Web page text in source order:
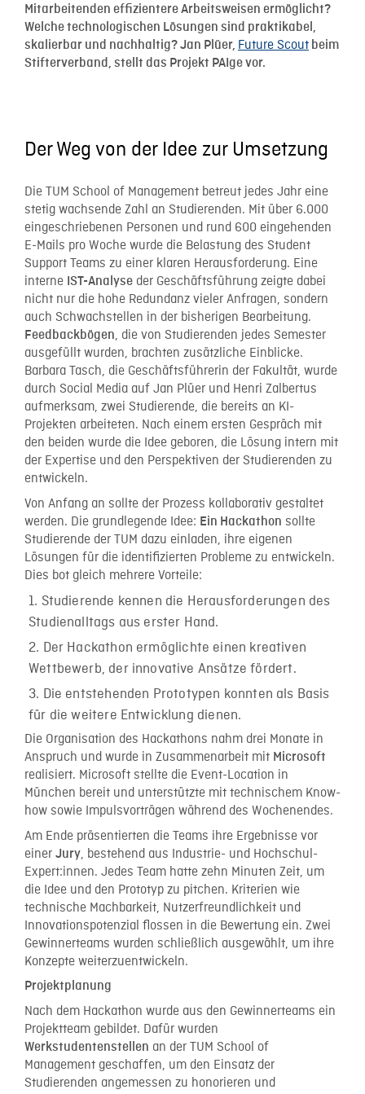
Mitarbeitenden effizientere Arbeitsweisen ermöglicht?
Welche technologischen Lösungen sind praktikabel,
skalierbar und nachhaltig? Jan Plüer, Future Scout beim
Stifterverband, stellt das Projekt PAIge vor.
Der Weg von der Idee zur Umsetzung
Die TUM School of Management betreut jedes Jahr eine
stetig wachsende Zahl an Studierenden. Mit über 6.000
eingeschriebenen Personen und rund 600 eingehenden
E-Mails pro Woche wurde die Belastung des Student
Support Teams zu einer klaren Herausforderung. Eine
interne IST-Analyse der Geschäftsführung zeigte dabei
nicht nur die hohe Redundanz vieler Anfragen, sondern
auch Schwachstellen in der bisherigen Bearbeitung.
Feedbackbögen, die von Studierenden jedes Semester
ausgefüllt wurden, brachten zusätzliche Einblicke.
Barbara Tasch, die Geschäftsführerin der Fakultät, wurde
durch Social Media auf Jan Plüer und Henri Zalbertus
aufmerksam, zwei Studierende, die bereits an KI-
Projekten arbeiteten. Nach einem ersten Gespräch mit
den beiden wurde die Idee geboren, die Lösung intern mit
der Expertise und den Perspektiven der Studierenden zu
entwickeln.
Von Anfang an sollte der Prozess kollaborativ gestaltet
werden. Die grundlegende Idee: Ein Hackathon sollte
Studierende der TUM dazu einladen, ihre eigenen
Lösungen für die identifizierten Probleme zu entwickeln.
Dies bot gleich mehrere Vorteile:
Studierende kennen die Herausforderungen des
Studienalltags aus erster Hand.
Der Hackathon ermöglichte einen kreativen
Wettbewerb, der innovative Ansätze fördert.
Die entstehenden Prototypen konnten als Basis
für die weitere Entwicklung dienen.
Die Organisation des Hackathons nahm drei Monate in
Anspruch und wurde in Zusammenarbeit mit Microsoft
realisiert. Microsoft stellte die Event-Location in
München bereit und unterstützte mit technischem Know-
how sowie Impulsvorträgen während des Wochenendes.
Am Ende präsentierten die Teams ihre Ergebnisse vor
einer Jury, bestehend aus Industrie- und Hochschul-
Expert:innen. Jedes Team hatte zehn Minuten Zeit, um
die Idee und den Prototyp zu pitchen. Kriterien wie
technische Machbarkeit, Nutzerfreundlichkeit und
Innovationspotenzial flossen in die Bewertung ein. Zwei
Gewinnerteams wurden schließlich ausgewählt, um ihre
Konzepte weiterzuentwickeln.
Projektplanung
Nach dem Hackathon wurde aus den Gewinnerteams ein
Projektteam gebildet. Dafür wurden
Werkstudentenstellen an der TUM School of
Management geschaffen, um den Einsatz der
Studierenden angemessen zu honorieren und